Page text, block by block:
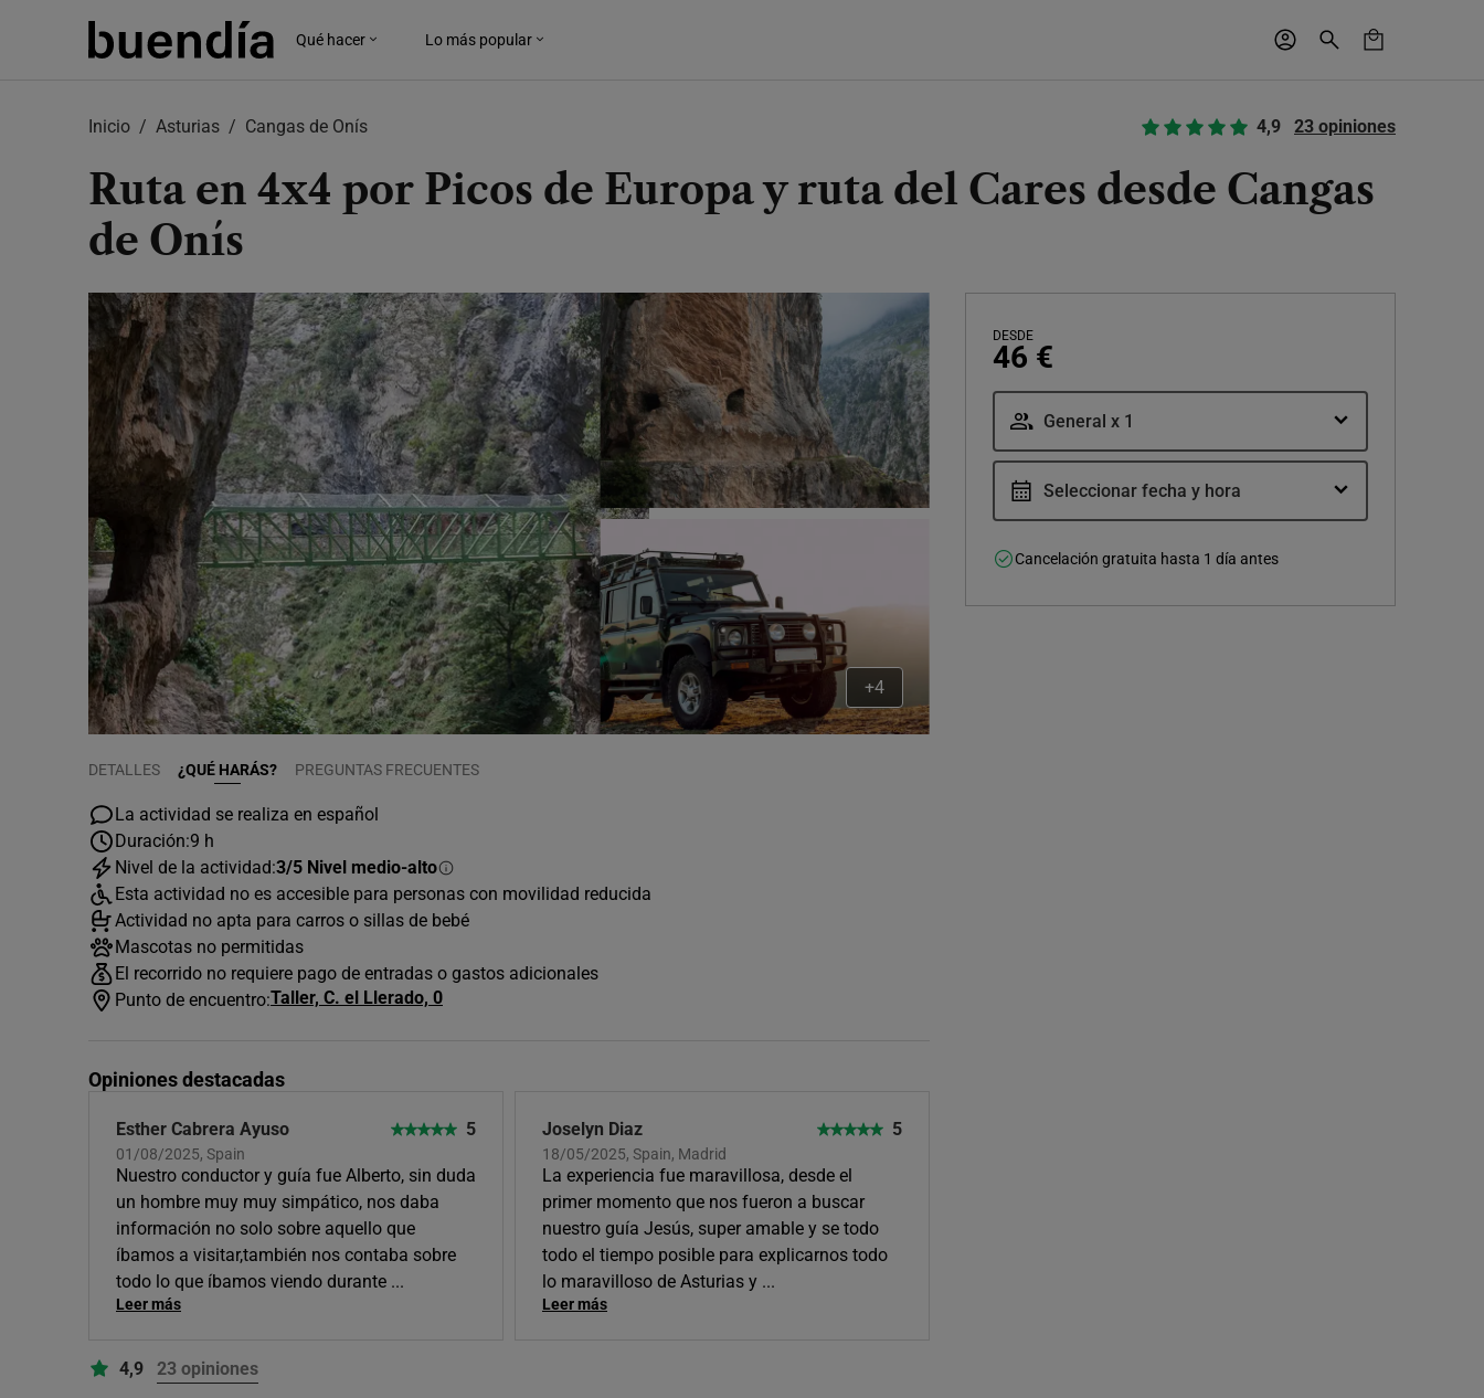
Qué hacer Lo más popular
Inicio Asturias Cangas de Onís
Ruta en 4x4 por Picos de Europa y ruta del Cares desde Cangas
de Onís
4,9 23 opiniones
DESDE
46 €
General x 1
Seleccionar fecha y hora
Cancelación gratuita hasta 1 día antes
+4
DETALLES ¿QUÉ HARÁS? PREGUNTAS FRECUENTES
La actividad se realiza en español
Duración:9 h
Nivel de la actividad:3/5 Nivel medio-alto
Esta actividad no es accesible para personas con movilidad reducida
Actividad no apta para carros o sillas de bebé
Mascotas no permitidas
El recorrido no requiere pago de entradas o gastos adicionales
Punto de encuentro:Taller, C. el Llerado, 0
Opiniones destacadas
Esther Cabrera Ayuso
01/08/2025, Spain
5
Nuestro conductor y guía fue Alberto, sin duda
un hombre muy muy simpático, nos daba
información no solo sobre aquello que
íbamos a visitar,también nos contaba sobre
todo lo que íbamos viendo durante ...
Leer más
Joselyn Diaz
18/05/2025, Spain, Madrid
5
La experiencia fue maravillosa, desde el
primer momento que nos fueron a buscar
nuestro guía Jesús, super amable y se todo
todo el tiempo posible para explicarnos todo
lo maravilloso de Asturias y ...
Leer más
4,9 23 opiniones